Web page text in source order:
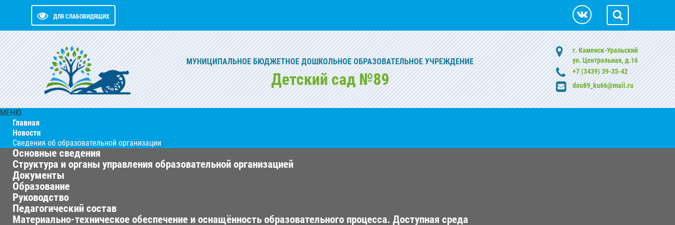
ДЛЯ СЛАБОВИДЯЩИХ
МУНИЦИПАЛЬНОЕ БЮДЖЕТНОЕ ДОШКОЛЬНОЕ ОБРАЗОВАТЕЛЬНОЕ УЧРЕЖДЕНИЕ
Детский сад №89
г. Каменск-Уральский
ул. Центральная, д.16
+7 (3439) 39-35-42
dou89_ku66@mail.ru
МЕНЮ
Главная
Новости
Сведения об образовательной организации
Основные сведения
Структура и органы управления образовательной организацией
Документы
Образование
Руководство
Педагогический состав
Материально-техническое обеспечение и оснащённость образовательного процесса. Доступная среда